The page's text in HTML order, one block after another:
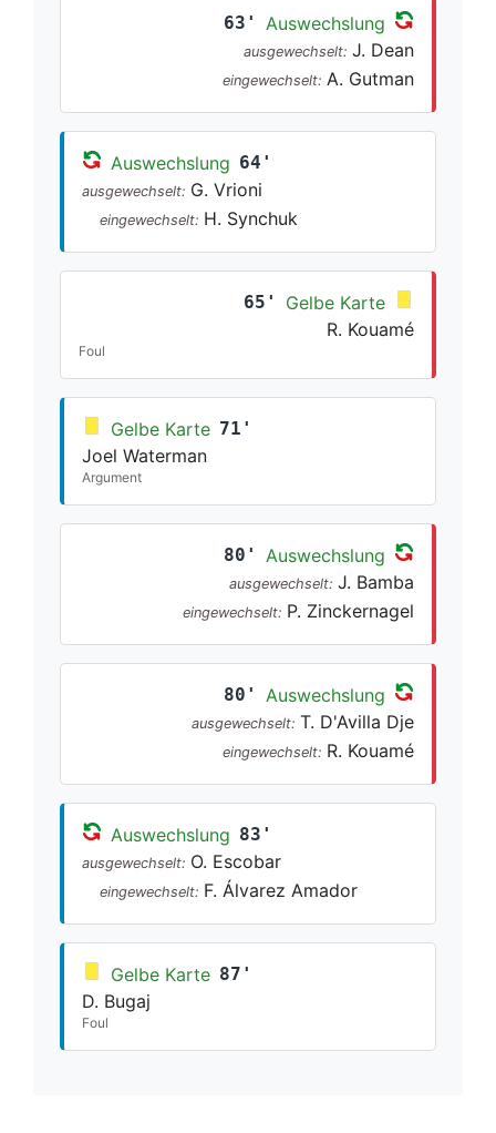
63' Auswechslung
ausgewechselt: J. Dean
eingewechselt: A. Gutman
Auswechslung 64'
ausgewechselt: G. Vrioni
eingewechselt: H. Synchuk
65'
Gelbe Karte
R. Kouamé
Foul
Gelbe Karte 71'
Joel Waterman
Argument
80' Auswechslung
ausgewechselt: J. Bamba
eingewechselt: P. Zinckernagel
80' Auswechslung
ausgewechselt: T. D'Avilla Dje
eingewechselt: R. Kouamé
Auswechslung 83'
ausgewechselt: O. Escobar
eingewechselt: F. Álvarez Amador
Gelbe Karte 87'
D. Bugaj
Foul